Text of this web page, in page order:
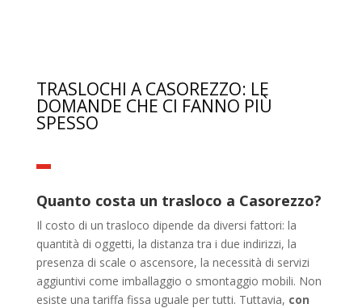
TRASLOCHI A CASOREZZO: LE
DOMANDE CHE CI FANNO PIÙ
SPESSO
Quanto costa un trasloco a Casorezzo?
Il costo di un trasloco dipende da diversi fattori: la
quantità di oggetti, la distanza tra i due indirizzi, la
presenza di scale o ascensore, la necessità di servizi
aggiuntivi come imballaggio o smontaggio mobili. Non
esiste una tariffa fissa uguale per tutti. Tuttavia, con